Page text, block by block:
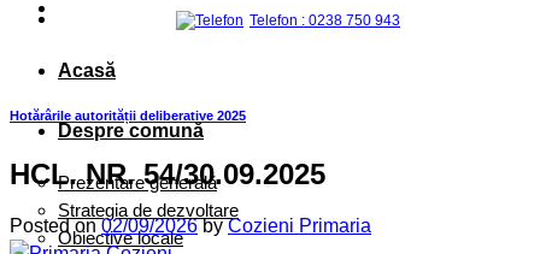
Acasă
Despre comună
Prezentare generală
Strategia de dezvoltare
Obiective locale
Telefon : 0238 750 943
Hotărârile autorității deliberative 2025
HCL. NR. 54/30.09.2025
Posted on02/09/2026 byCozieni Primaria